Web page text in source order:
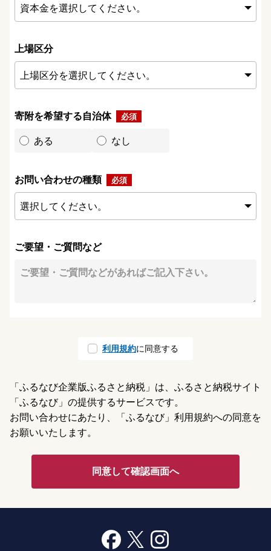
上場区分
寄附を希望する自治体
ある なし
お問い合わせの種類
ご要望・ご質問など
利用規約に同意する
「ふるなび企業版ふるさと納税」は、ふるさと納税サイト
「ふるなび」の提供するサービスです。
お問い合わせにあたり、「ふるなび」利用規約への同意を
お願いいたします。
同意して確認画面へ